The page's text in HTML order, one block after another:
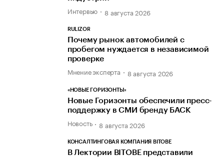
Интервью 8 августа 2026
RULIZOR
Почему рынок автомобилей с
пробегом нуждается в независимой
проверке
Мнение эксперта 8 августа 2026
«НОВЫЕ ГОРИЗОНТЫ»
Новые Горизонты обеспечили пресс-
поддержку в СМИ бренду БАСК
Новость 8 августа 2026
КОНСАЛТИНГОВАЯ КОМПАНИЯ BITOBE
В Лектории BITOBE представили